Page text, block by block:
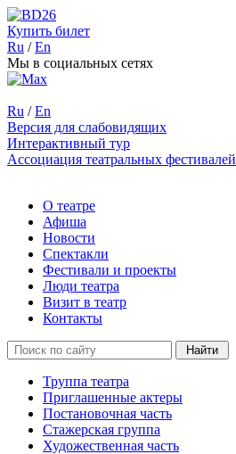
Купить билет
Ru /En
Мы в социальных сетях
Ru / En
Версия для слабовидящих
Интерактивный тур
Ассоциация театральных фестивалей
О театре
Афиша
Новости
Спектакли
Фестивали и проекты
Люди театра
Визит в театр
Контакты
Труппа театра
Приглашенные актеры
Постановочная часть
Стажерская группа
Художественная часть